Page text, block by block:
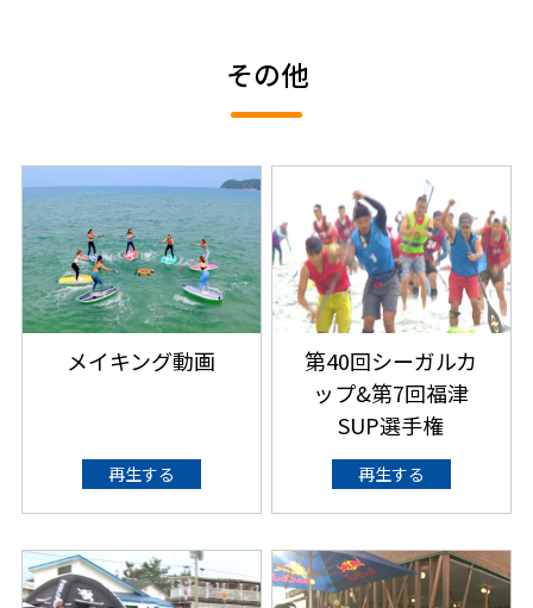
その他
メイキング動画
再生する
第40回シーガルカ
ップ&第7回福津
SUP選手権
再生する